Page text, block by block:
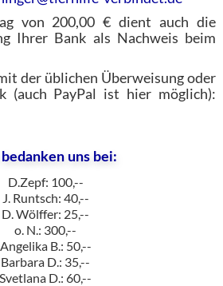
von 200,00 € dient auch die
Ihrer Bank als Nachweis beim
der üblichen Überweisung oder
(auch PayPal ist hier möglich):
uns bei:
D.Zepf: 100,--
J. Runtsch: 40,--
D. Wölffer: 25,--
o. N.: 300,--
Angelika B.: 50,--
Barbara D.: 35,--
Svetlana D.: 60,--